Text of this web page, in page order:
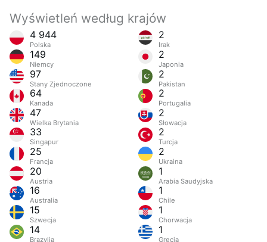
Wyświetleń według krajów
4 944
Polska
149
Niemcy
97
Stany Zjednoczone
64
Kanada
47
Wielka Brytania
33
Singapur
25
Francja
20
Austria
16
Australia
15
Szwecja
14
Brazylia
2
Irak
2
Japonia
2
Pakistan
2
Portugalia
2
Słowacja
2
Turcja
2
Ukraina
1
Arabia Saudyjska
1
Chile
1
Chorwacja
1
Grecja